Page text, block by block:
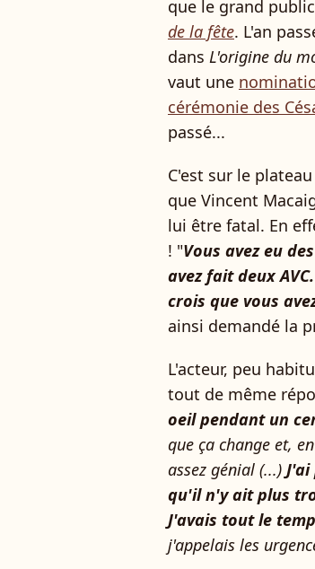
que le grand
de la fête. L'an
dans L'origine du
vaut une
cérémonie des
passé...
C'est sur le
que Vincent
lui être fatal. En
! "Vous avez eu
avez fait deux
crois que vous
ainsi demandé la
L'acteur, peu
tout de même
oeil pendant un
que ça change et,
assez génial (...)
qu'il n'y ait plus
J'avais tout le
j'appelais les